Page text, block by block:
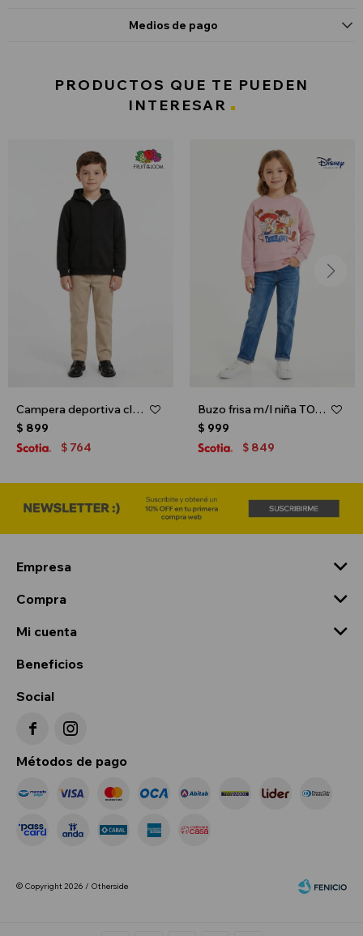
Medios de pago
PRODUCTOS QUE TE PUEDEN
INTERESAR
Campera deportiva clásica con capucha - UNISEX - Negro
$ 899
$ 764
Buzo frisa m/l niña TOY STORY - Rosa
$ 999
$ 849
Empresa
Compra
Mi cuenta
Beneficios
Social
 
Métodos de pago
© Copyright 2026 / Otherside